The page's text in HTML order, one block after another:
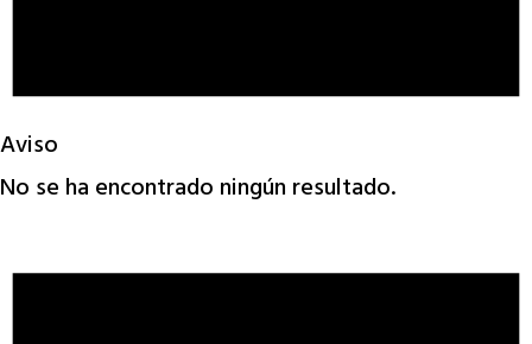
Aviso
No se ha encontrado ningún resultado.